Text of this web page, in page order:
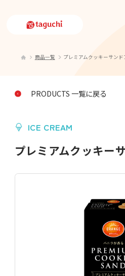
商品一覧 プレミアムクッキーサンド
PRODUCTS 一覧に戻る
ICE CREAM
プレミアムクッキー